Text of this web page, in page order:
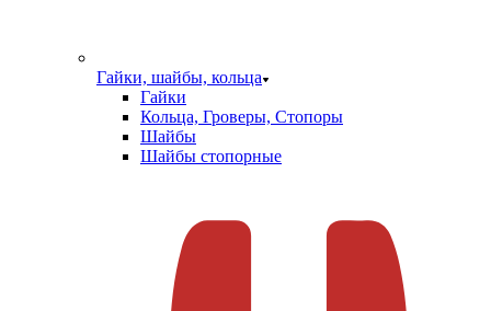
Гайки, шайбы, кольца
Гайки
Кольца, Гроверы, Стопоры
Шайбы
Шайбы стопорные